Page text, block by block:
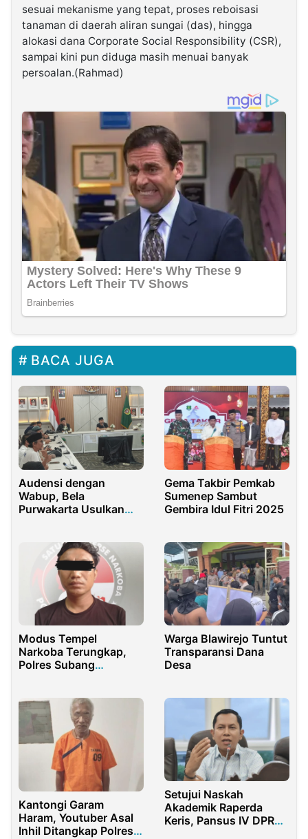
sesuai mekanisme yang tepat, proses reboisasi
tanaman di daerah aliran sungai (das), hingga
alokasi dana Corporate Social Responsibility (CSR),
sampai kini pun diduga masih menuai banyak
persoalan.(Rahmad)
BACA JUGA
Audensi dengan
Wabup, Bela
Purwakarta Usulkan
Gema Takbir Pemkab
Sumenep Sambut
Gembira Idul Fitri 2025
Modus Tempel
Narkoba Terungkap,
Polres Subang
Warga Blawirejo Tuntut
Transparansi Dana
Desa
Kantongi Garam
Haram, Youtuber Asal
Inhil Ditangkap Polres
Setujui Naskah
Akademik Raperda
Keris, Pansus IV DPRD